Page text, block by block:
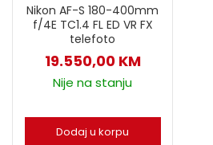
Nikon AF-S 180-400mm
f/4E TC1.4 FL ED VR FX
telefoto
19.550,00 KM
Nije na stanju
Dodaj u korpu